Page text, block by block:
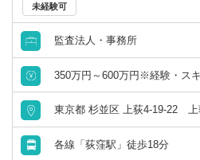
未経験可
監査法人・事務所
350万円～600万円※経験・ス
東京都 杉並区 上荻4-19-22 上
各線「荻窪駅」徒歩18分